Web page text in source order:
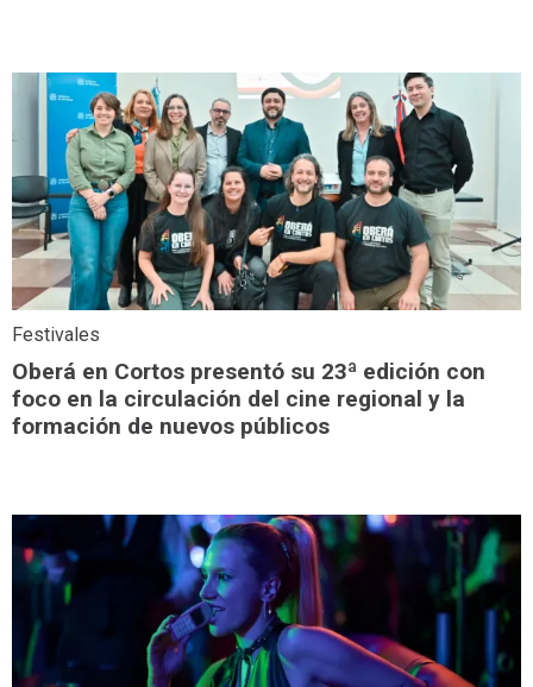
Festivales
Oberá en Cortos presentó su 23ª edición con
foco en la circulación del cine regional y la
formación de nuevos públicos